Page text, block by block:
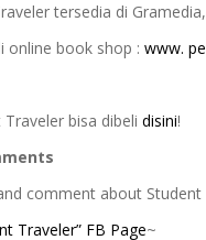
tersedia di
online book shop : www.
bisa dibeli disini!
comment about Student
Traveler” FB Page~